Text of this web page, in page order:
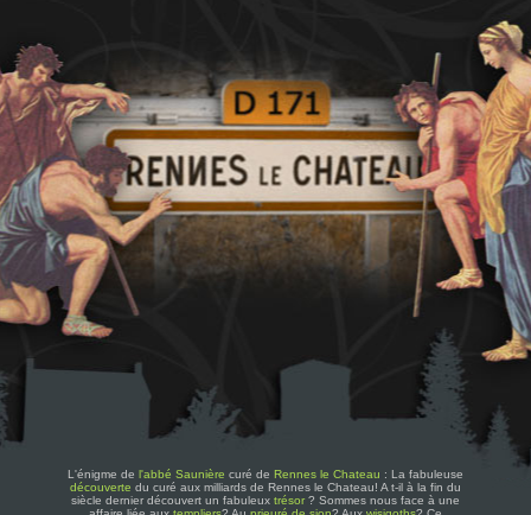
L'énigme de l'abbé Saunière curé de Rennes le Chateau : La fabuleuse
découverte du curé aux milliards de Rennes le Chateau! A t-il à la fin du
siècle dernier découvert un fabuleux trésor? Sommes nous face à une